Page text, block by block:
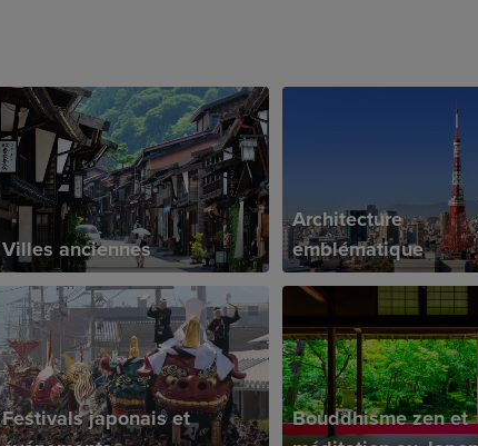
Villes anciennes
Architecture
emblématique
Festivals japonais et
Bouddhisme zen et